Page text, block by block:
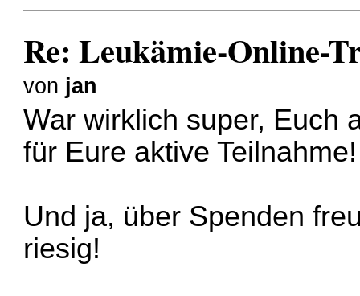
Re: Leukämie-Online-
von jan
War wirklich super, Euch
für Eure aktive Teilnahme!
Und ja, über Spenden
riesig!